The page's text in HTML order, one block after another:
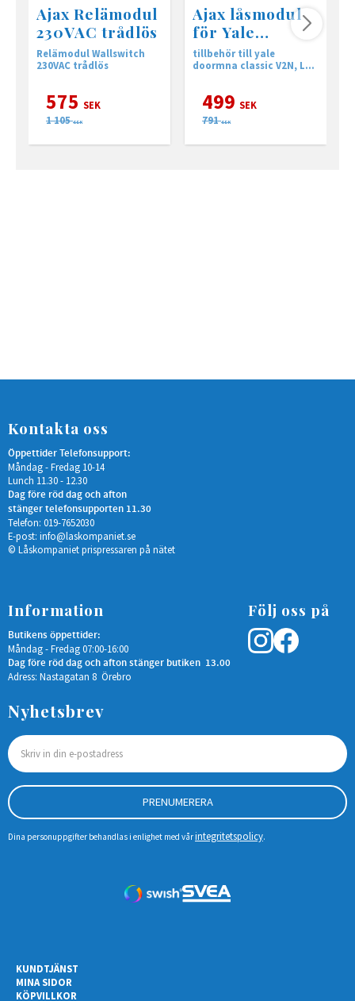
Ajax Relämodul
230VAC trådlös
Relämodul Wallswitch
230VAC trådlös
575 SEK
1 105 SEK
Ajax låsmodul
för Yale
Doorman
tillbehör till yale
doormna classic V2N, L3
499 SEK
791 SEK
Kontakta oss
Öppettider Telefonsupport:
Måndag - Fredag 10-14
Lunch 11.30 - 12.30
Dag före röd dag och afton
stänger telefonsupporten 11.30
Telefon: 019-7652030
E-post: info@laskompaniet.se
© Låskompaniet prispressaren på nätet
Information
Butikens öppettider:
Måndag - Fredag 07:00-16:00
Dag före röd dag och afton stänger butiken 13.00
Adress: Nastagatan 8 Örebro
Följ oss på
Nyhetsbrev
PRENUMERERA
Dina personuppgifter behandlas i enlighet med vårintegritetspolicy.
KUNDTJÄNST
MINA SIDOR
KÖPVILLKOR